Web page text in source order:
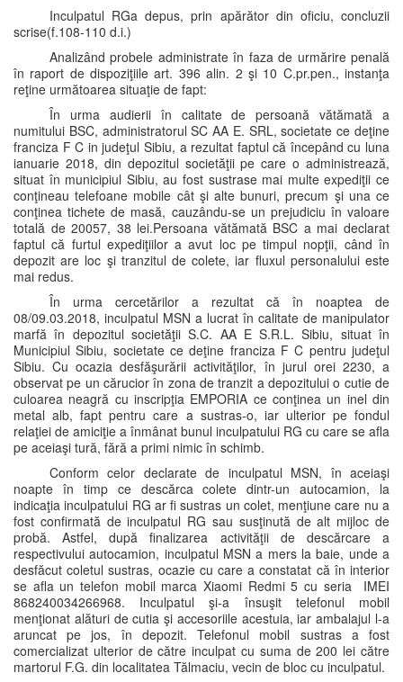
Inculpatul RGa depus, prin apărător din oficiu, concluzii
scrise(f.108-110 d.i.)
Analizând probele administrate în faza de urmărire penală
în raport de dispoziţiile art. 396 alin. 2 şi 10 C.pr.pen., instanţa
reţine următoarea situaţie de fapt:
În urma audierii în calitate de persoană vătămată a
numitului BSC, administratorul SC AA E. SRL, societate ce deţine
franciza F C in judeţul Sibiu, a rezultat faptul că începând cu luna
ianuarie 2018, din depozitul societăţii pe care o administrează,
situat în municipiul Sibiu, au fost sustrase mai multe expediţii ce
conţineau telefoane mobile cât şi alte bunuri, precum şi una ce
conţinea tichete de masă, cauzându-se un prejudiciu în valoare
totală de 20057, 38 lei.Persoana vătămată BSC a mai declarat
faptul că furtul expediţiilor a avut loc pe timpul nopţii, când în
depozit are loc şi tranzitul de colete, iar fluxul personalului este
mai redus.
În urma cercetărilor a rezultat că în noaptea de
08/09.03.2018, inculpatul MSN a lucrat în calitate de manipulator
marfă în depozitul societăţii S.C. AA E S.R.L. Sibiu, situat în
Municipiul Sibiu, societate ce deţine franciza F C pentru judeţul
Sibiu. Cu ocazia desfăşurării activităţilor, în jurul orei 2230, a
observat pe un cărucior în zona de tranzit a depozitului o cutie de
culoarea neagră cu inscripţia EMPORIA ce conţinea un inel din
metal alb, fapt pentru care a sustras-o, iar ulterior pe fondul
relaţiei de amiciţie a înmânat bunul inculpatului RG cu care se afla
pe aceiaşi tură, fără a primi nimic în schimb.
Conform celor declarate de inculpatul MSN, în aceiaşi
noapte în timp ce descărca colete dintr-un autocamion, la
indicaţia inculpatului RG ar fi sustras un colet, menţiune care nu a
fost confirmată de inculpatul RG sau susţinută de alt mijloc de
probă. Astfel, după finalizarea activităţii de descărcare a
respectivului autocamion, inculpatul MSN a mers la baie, unde a
desfăcut coletul sustras, ocazie cu care a constatat că în interior
se afla un telefon mobil marca Xiaomi Redmi 5 cu seria IMEI
868240034266968. Inculpatul şi-a însuşit telefonul mobil
menţionat alături de cutia şi accesoriile acestuia, iar ambalajul l-a
aruncat pe jos, în depozit. Telefonul mobil sustras a fost
comercializat ulterior de către inculpat cu suma de 200 lei către
martorul F.G. din localitatea Tălmaciu, vecin de bloc cu inculpatul.